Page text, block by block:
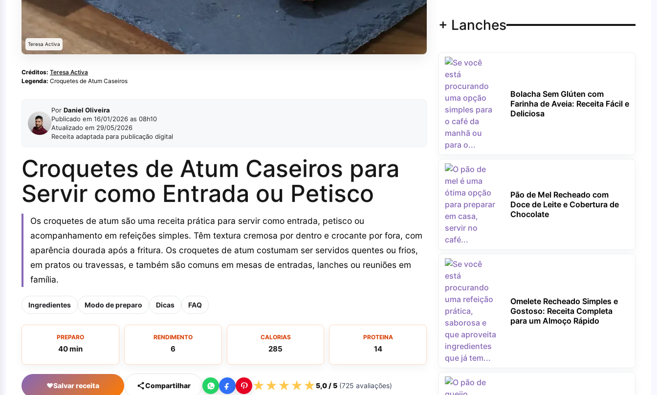
Teresa Activa
Créditos: Teresa Activa
Legenda: Croquetes de Atum Caseiros
Por Daniel Oliveira
Publicado em 16/01/2026 as 08h10
Atualizado em 29/05/2026
Receita adaptada para publicação digital
Croquetes de Atum Caseiros para
Servir como Entrada ou Petisco
Os croquetes de atum são uma receita prática para servir como entrada, petisco ou
acompanhamento em refeições simples. Têm textura cremosa por dentro e crocante por fora, com
aparência dourada após a fritura. Os croquetes de atum costumam ser servidos quentes ou frios,
em pratos ou travessas, e também são comuns em mesas de entradas, lanches ou reuniões em
família.
Ingredientes Modo de preparo Dicas FAQ
PREPARO
40 min
RENDIMENTO
6
CALORIAS
285
PROTEINA
14
♥Salvar receita Compartilhar ★★★★★5,0/ 5 (725 avaliações)
+ Lanches
Bolacha Sem Glúten com
Farinha de Aveia: Receita Fácil e
Deliciosa
Pão de Mel Recheado com
Doce de Leite e Cobertura de
Chocolate
Omelete Recheado Simples e
Gostoso: Receita Completa
para um Almoço Rápido